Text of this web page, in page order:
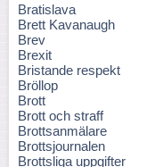
Bratislava
Brett Kavanaugh
Brev
Brexit
Bristande respekt
Bröllop
Brott
Brott och straff
Brottsanmälare
Brottsjournalen
Brottsliga uppgifter